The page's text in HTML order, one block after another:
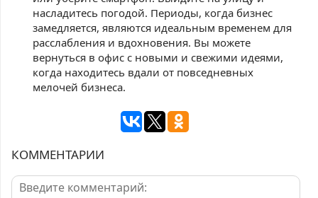
насладитесь погодой. Периоды, когда бизнес
замедляется, являются идеальным временем для
расслабления и вдохновения. Вы можете
вернуться в офис с новыми и свежими идеями,
когда находитесь вдали от повседневных
мелочей бизнеса.
КОММЕНТАРИИ